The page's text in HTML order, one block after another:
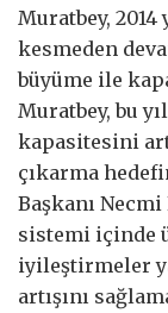
Muratbey, 2014
kesmeden
büyüme ile
Muratbey, bu
kapasitesini
çıkarma
Başkanı
sistemi içinde
iyileştirmeler
artışını